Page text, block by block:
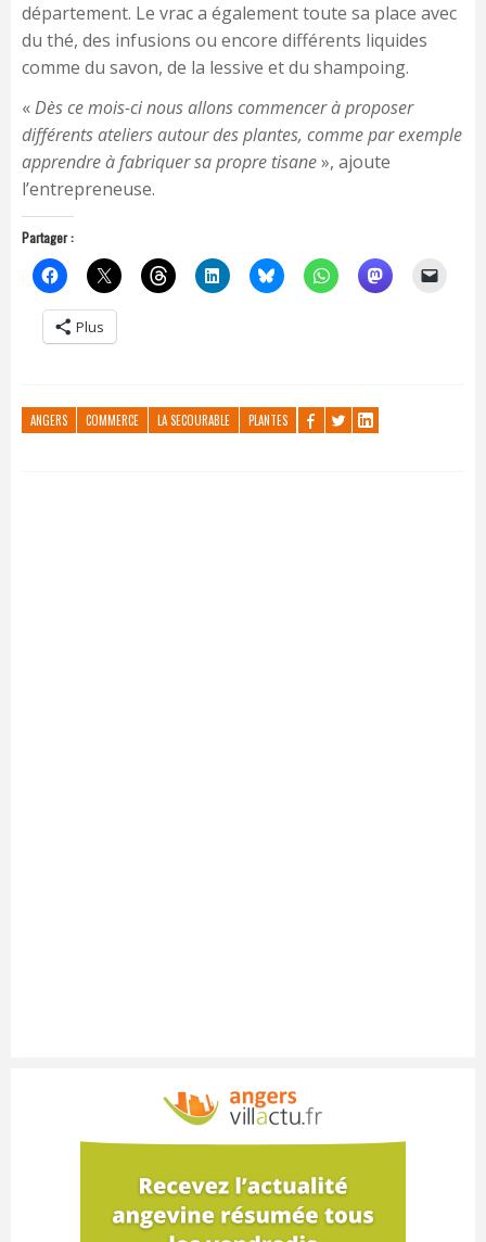
département. Le vrac a également toute sa place avec
du thé, des infusions ou encore différents liquides
comme du savon, de la lessive et du shampoing.
«Dès ce mois-ci nous allons commencer à proposer
différents ateliers autour des plantes, comme par exemple
apprendre à fabriquer sa propre tisane», ajoute
l’entrepreneuse.
Partager :
Plus
ANGERS COMMERCE LA SECOURABLE PLANTES